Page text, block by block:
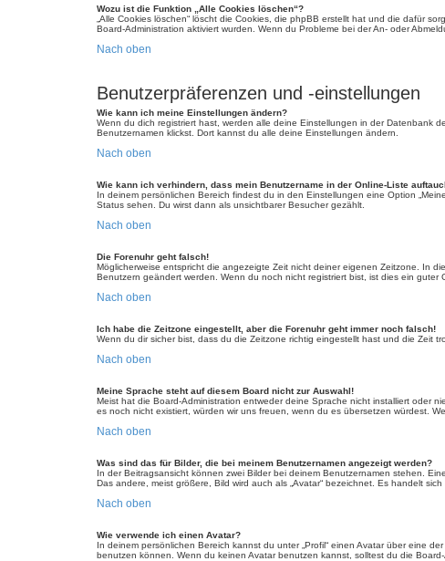
Wozu ist die Funktion „Alle Cookies löschen“?
„Alle Cookies löschen“ löscht die Cookies, die phpBB erstellt hat und die dafür
Board-Administration aktiviert wurden. Wenn du Probleme bei der An- oder
Nach oben
Benutzerpräferenzen und -einstellungen
Wie kann ich meine Einstellungen ändern?
Wenn du dich registriert hast, werden alle deine Einstellungen in der Datenbank
Benutzernamen klickst. Dort kannst du alle deine Einstellungen ändern.
Nach oben
Wie kann ich verhindern, dass mein Benutzername in der Online-Liste
In deinem persönlichen Bereich findest du in den Einstellungen eine Option
Status sehen. Du wirst dann als unsichtbarer Besucher gezählt.
Nach oben
Die Forenuhr geht falsch!
Möglicherweise entspricht die angezeigte Zeit nicht deiner eigenen Zeitzone. In
Benutzern geändert werden. Wenn du noch nicht registriert bist, ist dies ein guter
Nach oben
Ich habe die Zeitzone eingestellt, aber die Forenuhr geht immer noch falsch!
Wenn du dir sicher bist, dass du die Zeitzone richtig eingestellt hast und die Zeit
Nach oben
Meine Sprache steht auf diesem Board nicht zur Auswahl!
Meist hat die Board-Administration entweder deine Sprache nicht installiert oder
es noch nicht existiert, würden wir uns freuen, wenn du es übersetzen würdest.
Nach oben
Was sind das für Bilder, die bei meinem Benutzernamen angezeigt werden?
In der Beitragsansicht können zwei Bilder bei deinem Benutzernamen stehen.
Das andere, meist größere, Bild wird auch als „Avatar“ bezeichnet. Es handelt
Nach oben
Wie verwende ich einen Avatar?
In deinem persönlichen Bereich kannst du unter „Profil“ einen Avatar über eine
benutzen können. Wenn du keinen Avatar benutzen kannst, solltest du die Board-